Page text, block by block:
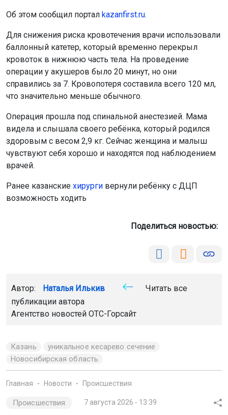
Об этом сообщил портал kazanfirst.ru.
Для снижения риска кровотечения врачи использовали
баллонный катетер, который временно перекрыл
кровоток в нижнюю часть тела. На проведение
операции у акушеров было 20 минут, но они
справились за 7. Кровопотеря составила всего 120 мл,
что значительно меньше обычного.
Операция прошла под спинальной анестезией. Мама
видела и слышала своего ребёнка, который родился
здоровым с весом 2,9 кг. Сейчас женщина и малыш
чувствуют себя хорошо и находятся под наблюдением
врачей.
Ранее казанские хирурги вернули ребёнку с ДЦП
возможность ходить
Поделиться новостью:
Автор: Наталья Илькив
Читать все
публикации автора
Агентство новостей ОТС-Горсайт
Казань
уникальное кесарево сечение
Новосибирская область
Главная Новости Происшествия
Происшествия 7 августа 2026 - 13:39